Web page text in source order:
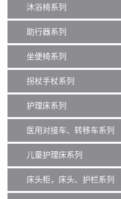
沐浴椅系列
助行器系列
坐便椅系列
拐杖手杖系列
护理床系列
医用对接车、转移车系列
儿童护理床系列
床头柜，床头、护栏系列